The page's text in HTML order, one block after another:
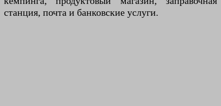
станция, почта и банковские услуги.